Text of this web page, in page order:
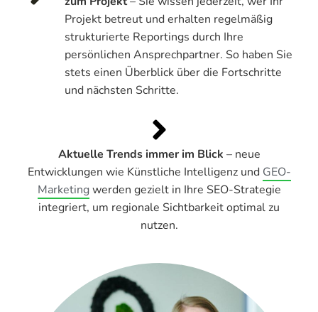
Projekt betreut und erhalten regelmäßig
strukturierte Reportings durch Ihre
persönlichen Ansprechpartner. So haben Sie
stets einen Überblick über die Fortschritte
und nächsten Schritte.
Aktuelle Trends immer im Blick – neue
Entwicklungen wie Künstliche Intelligenz und GEO-
Marketingwerden gezielt in Ihre SEO-Strategie
integriert, um regionale Sichtbarkeit optimal zu
nutzen.